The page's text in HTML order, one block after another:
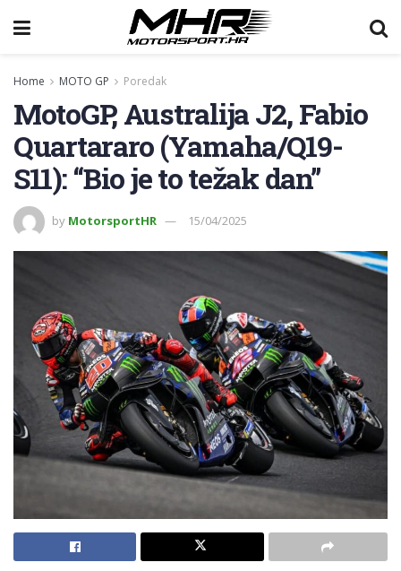
Home MOTO GP Poredak
MotoGP, Australija J2, Fabio
Quartararo (Yamaha/Q19-
S11): “Bio je to težak dan”
by MotorsportHR 15/04/2025